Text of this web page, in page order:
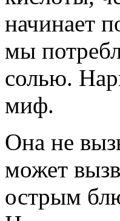
начинает
мы
солью.
миф.
Она не
может
острым